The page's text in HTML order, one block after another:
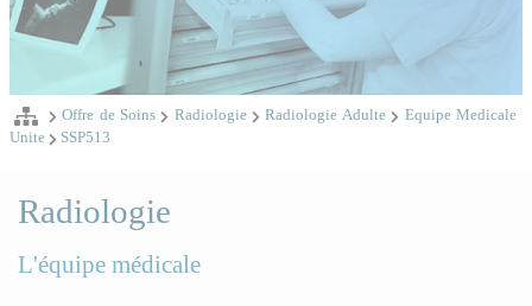
Offre de Soins Radiologie Radiologie Adulte
Equipe Medicale
Unite
SSP513
Radiologie
L'équipe médicale